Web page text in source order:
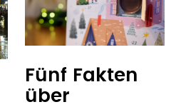
Fünf Fakten
über